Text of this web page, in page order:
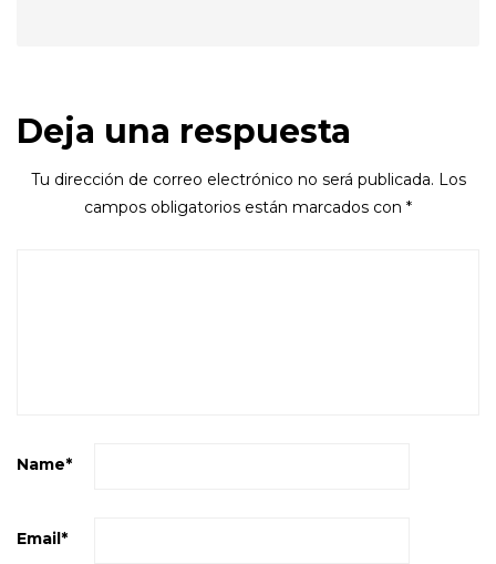
Deja una respuesta
Tu dirección de correo electrónico no será publicada. Los
campos obligatorios están marcados con *
Name*
Email*